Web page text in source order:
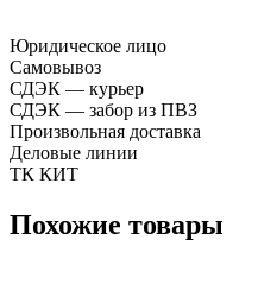
Юридическое лицо
Самовывоз
СДЭК — курьер
СДЭК — забор из ПВЗ
Произвольная доставка
Деловые линии
ТК КИТ
Похожие товары